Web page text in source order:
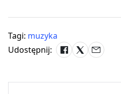
Tagi: muzyka
Udostępnij: